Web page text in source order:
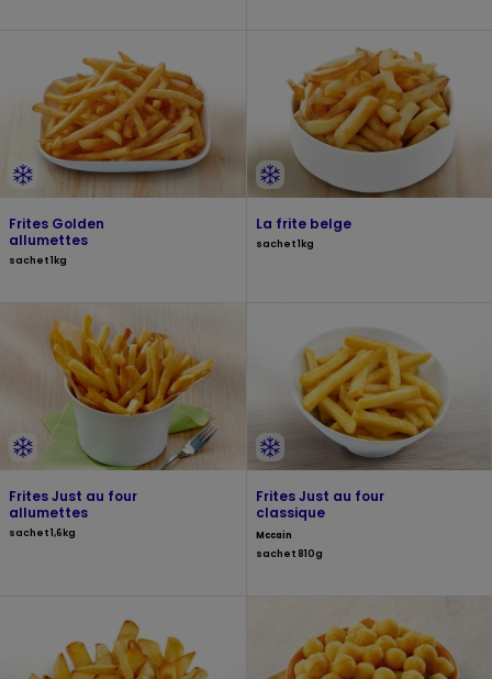
Frites Golden
allumettes
sachet 1kg
La frite belge
sachet 1kg
Frites Just au four
allumettes
sachet 1,6kg
Frites Just au four
classique
Mccain
sachet 810g